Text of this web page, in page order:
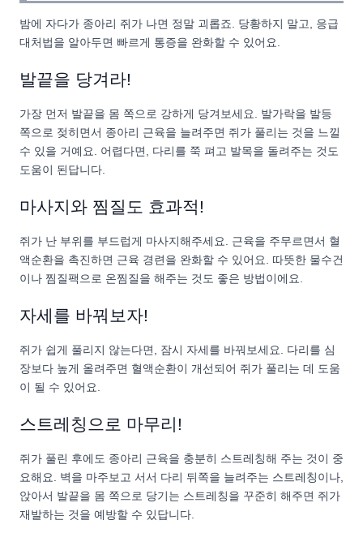
밤에 자다가 종아리 쥐가 나면 정말 괴롭죠. 당황하지 말고, 응급
대처법을 알아두면 빠르게 통증을 완화할 수 있어요.
발끝을 당겨라!
가장 먼저 발끝을 몸 쪽으로 강하게 당겨보세요. 발가락을 발등
쪽으로 젖히면서 종아리 근육을 늘려주면 쥐가 풀리는 것을 느낄
수 있을 거예요. 어렵다면, 다리를 쭉 펴고 발목을 돌려주는 것도
도움이 된답니다.
마사지와 찜질도 효과적!
쥐가 난 부위를 부드럽게 마사지해주세요. 근육을 주무르면서 혈
액순환을 촉진하면 근육 경련을 완화할 수 있어요. 따뜻한 물수건
이나 찜질팩으로 온찜질을 해주는 것도 좋은 방법이에요.
자세를 바꿔보자!
쥐가 쉽게 풀리지 않는다면, 잠시 자세를 바꿔보세요. 다리를 심
장보다 높게 올려주면 혈액순환이 개선되어 쥐가 풀리는 데 도움
이 될 수 있어요.
스트레칭으로 마무리!
쥐가 풀린 후에도 종아리 근육을 충분히 스트레칭해 주는 것이 중
요해요. 벽을 마주보고 서서 다리 뒤쪽을 늘려주는 스트레칭이나,
앉아서 발끝을 몸 쪽으로 당기는 스트레칭을 꾸준히 해주면 쥐가
재발하는 것을 예방할 수 있답니다.